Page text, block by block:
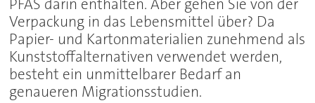
PFAS darin enthalten. Aber gehen Sie von der
Verpackung in das Lebensmittel über? Da
Papier- und Kartonmaterialien zunehmend als
Kunststoffalternativen verwendet werden,
besteht ein unmittelbarer Bedarf an
genaueren Migrationsstudien.